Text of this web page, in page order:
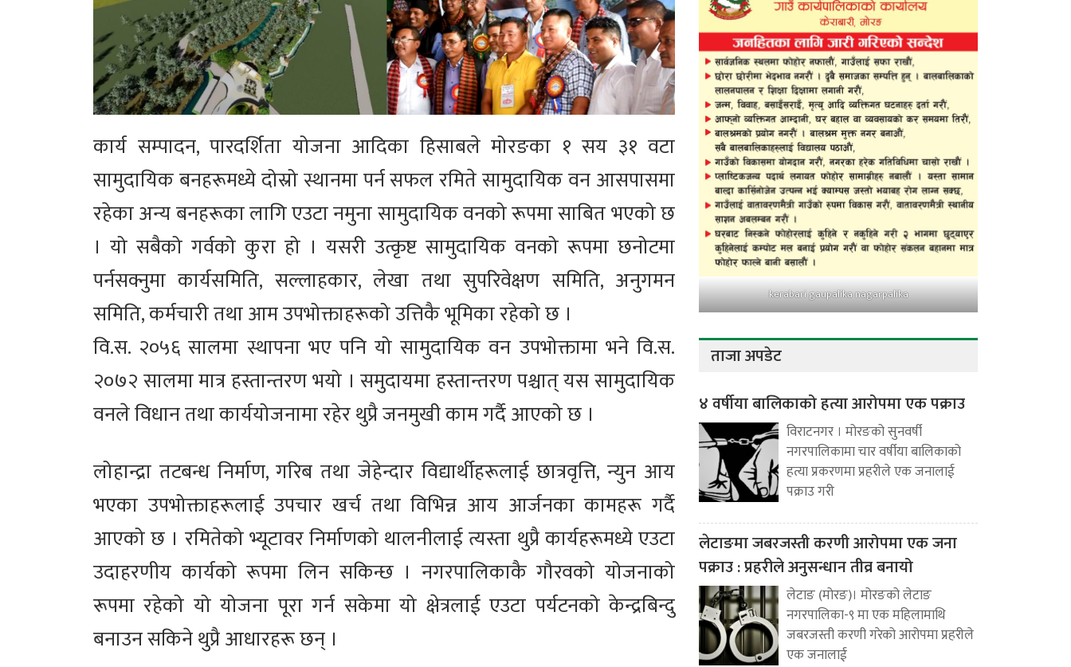
कार्य सम्पादन, पारदर्शिता योजना आदिका हिसाबले मोरङका १ सय ३१ वटा
सामुदायिक बनहरूमध्ये दोस्रो स्थानमा पर्न सफल रमिते सामुदायिक वन आसपासमा
रहेका अन्य बनहरूका लागि एउटा नमुना सामुदायिक वनको रूपमा साबित भएको छ
। यो सबैको गर्वको कुरा हो । यसरी उत्कृष्ट सामुदायिक वनको रूपमा छनोटमा
पर्नसक्नुमा कार्यसमिति, सल्लाहकार, लेखा तथा सुपरिवेक्षण समिति, अनुगमन
समिति, कर्मचारी तथा आम उपभोक्ताहरूको उत्तिकै भूमिका रहेको छ ।
वि.स. २०५६ सालमा स्थापना भए पनि यो सामुदायिक वन उपभोक्तामा भने वि.स.
२०७२ सालमा मात्र हस्तान्तरण भयो । समुदायमा हस्तान्तरण पश्चात् यस सामुदायिक
वनले विधान तथा कार्ययोजनामा रहेर थुप्रै जनमुखी काम गर्दै आएको छ ।
लोहान्द्रा तटबन्ध निर्माण, गरिब तथा जेहेन्दार विद्यार्थीहरूलाई छात्रवृत्ति, न्युन आय
भएका उपभोक्ताहरूलाई उपचार खर्च तथा विभिन्न आय आर्जनका कामहरू गर्दै
आएको छ । रमितेको भ्यूटावर निर्माणको थालनीलाई त्यस्ता थुप्रै कार्यहरूमध्ये एउटा
उदाहरणीय कार्यको रूपमा लिन सकिन्छ । नगरपालिकाकै गौरवको योजनाको
रूपमा रहेको यो योजना पूरा गर्न सकेमा यो क्षेत्रलाई एउटा पर्यटनको केन्द्रबिन्दु
बनाउन सकिने थुप्रै आधारहरू छन् ।
kerabari gaupalika nagarpalika
ताजा अपडेट
४ वर्षीया बालिकाको हत्या आरोपमा एक पक्राउ
विराटनगर । मोरङको सुनवर्षी
नगरपालिकामा चार वर्षीया बालिकाको
हत्या प्रकरणमा प्रहरीले एक जनालाई
पक्राउ गरी
लेटाङमा जबरजस्ती करणी आरोपमा एक जना
पक्राउ : प्रहरीले अनुसन्धान तीव्र बनायो
लेटाङ (मोरङ)। मोरङको लेटाङ
नगरपालिका-९ मा एक महिलामाथि
जबरजस्ती करणी गरेको आरोपमा प्रहरीले
एक जनालाई